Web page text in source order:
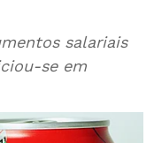
salariais
se em